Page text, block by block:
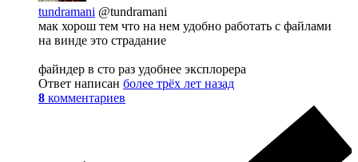
tundramani @tundramani
мак хорош тем что на нем удобно работать с файлами
на винде это страдание
файндер в сто раз удобнее эксплорера
Ответ написан более трёх лет назад
8 комментариев